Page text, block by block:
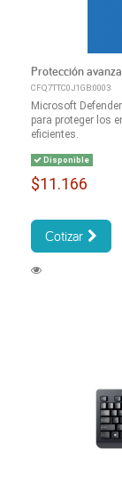
Protección
CFQ7TTC0J1GB:0003
Microsoft
para proteger los
eficientes.
Disponible
$11.166
Cotizar